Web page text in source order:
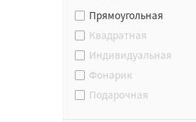
Прямоугольная
Квадратная
Индивидуальная
Фонарик
Подарочная